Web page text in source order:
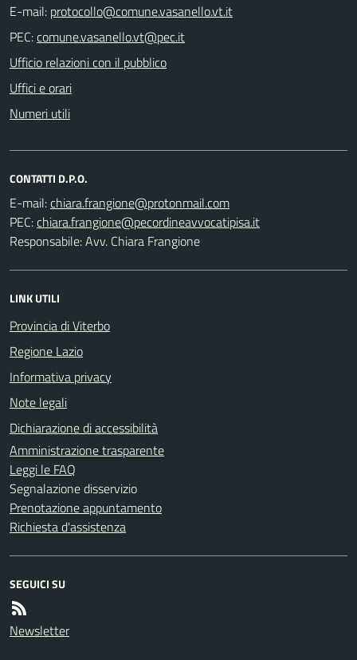
E-mail:
PEC:
Ufficio relazioni con il pubblico
Uffici e orari
Numeri utili
CONTATTI D.P.O.
E-mail:
PEC:
Responsabile: Avv. Chiara Frangione
LINK UTILI
Provincia di Viterbo
Regione Lazio
Informativa privacy
Note legali
Dichiarazione di accessibilità
Amministrazione trasparente
Leggi le FAQ
Segnalazione disservizio
Prenotazione appuntamento
Richiesta d'assistenza
SEGUICI SU
Newsletter